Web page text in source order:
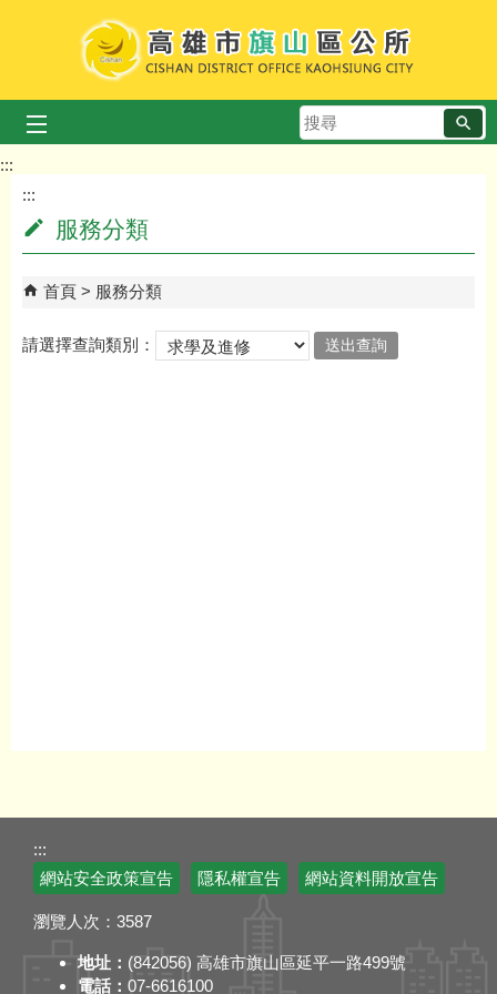
跳到主要內容區塊
搜
尋
:::
:::
服務分類
首頁 服務分類
請選擇查詢類別：
:::
網站安全政策宣告
隱私權宣告 網站資料開放宣告
瀏覽人次： 3587
地址： (842056) 高雄市旗山區延平一路499號
電話： 07-6616100